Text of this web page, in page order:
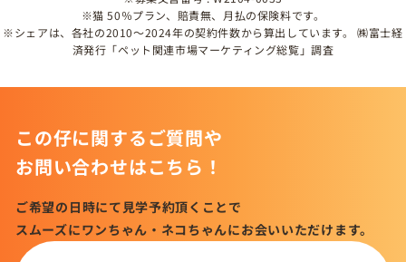
※猫 50％プラン、賠責無、月払の保険料です。
※シェアは、各社の2010～2024年の契約件数から算出しています。 ㈱富士経
済発行「ペット関連市場マーケティング総覧」調査
この仔に関するご質問や
お問い合わせはこちら！
ご希望の日時にて見学予約頂くことで
スムーズにワンちゃん・ネコちゃんにお会いいただけます。